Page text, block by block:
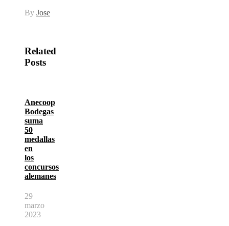
By Jose
Related
Posts
Anecoop
Bodegas
suma
50
medallas
en
los
concursos
alemanes
29
marzo
2023